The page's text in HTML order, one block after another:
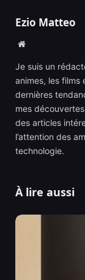
Ezio Matteo
Website
Je suis un
animes, les films
dernières
mes
des articles
l’attention des
technologie.
À lire aussi